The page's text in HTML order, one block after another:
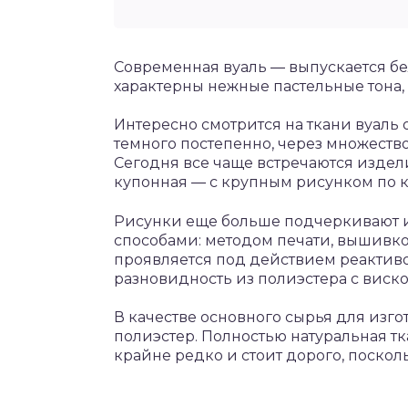
Современная вуаль ― выпускается
характерны нежные пастельные
Интересно смотрится на ткани
темного постепенно, через
Сегодня все чаще встречаются
купонная ― с крупным рисунком по
Рисунки еще больше подчеркивают
способами: методом печати,
проявляется под действием
разновидность из полиэстера с
В качестве основного сырья для
полиэстер. Полностью натуральная
крайне редко и стоит дорого,